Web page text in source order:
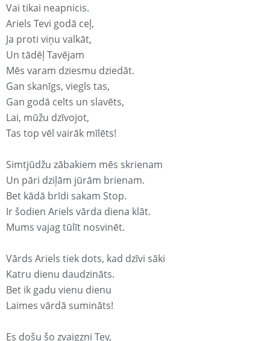
Vai tikai neapnicis.
Ariels Tevi godā ceļ,
Ja proti viņu valkāt,
Un tādēļ Tavējam
Mēs varam dziesmu dziedāt.
Gan skanīgs, viegls tas,
Gan godā celts un slavēts,
Lai, mūžu dzīvojot,
Tas top vēl vairāk mīlēts!
Simtjūdžu zābakiem mēs skrienam
Un pāri dziļām jūrām brienam.
Bet kādā brīdi sakam Stop.
Ir šodien Ariels vārda diena klāt.
Mums vajag tūlīt nosvinēt.
Vārds Ariels tiek dots, kad dzīvi sāki
Katru dienu daudzināts.
Bet ik gadu vienu dienu
Laimes vārdā sumināts!
Es došu šo zvaigzni Tev,